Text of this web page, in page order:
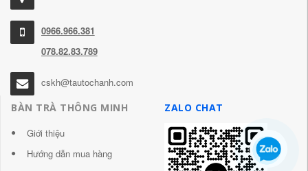
0966.966.381
078.82.83.789
cskh@tautochanh.com
BÀN TRÀ THÔNG MINH
Giới thiệu
Hướng dẫn mua hàng
ZALO CHAT